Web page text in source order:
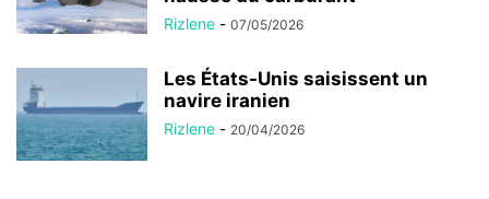
Rizlene - 07/05/2026
Les États-Unis saisissent un
navire iranien
Rizlene - 20/04/2026